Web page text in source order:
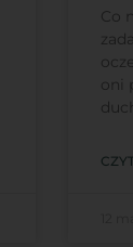
Co
oni